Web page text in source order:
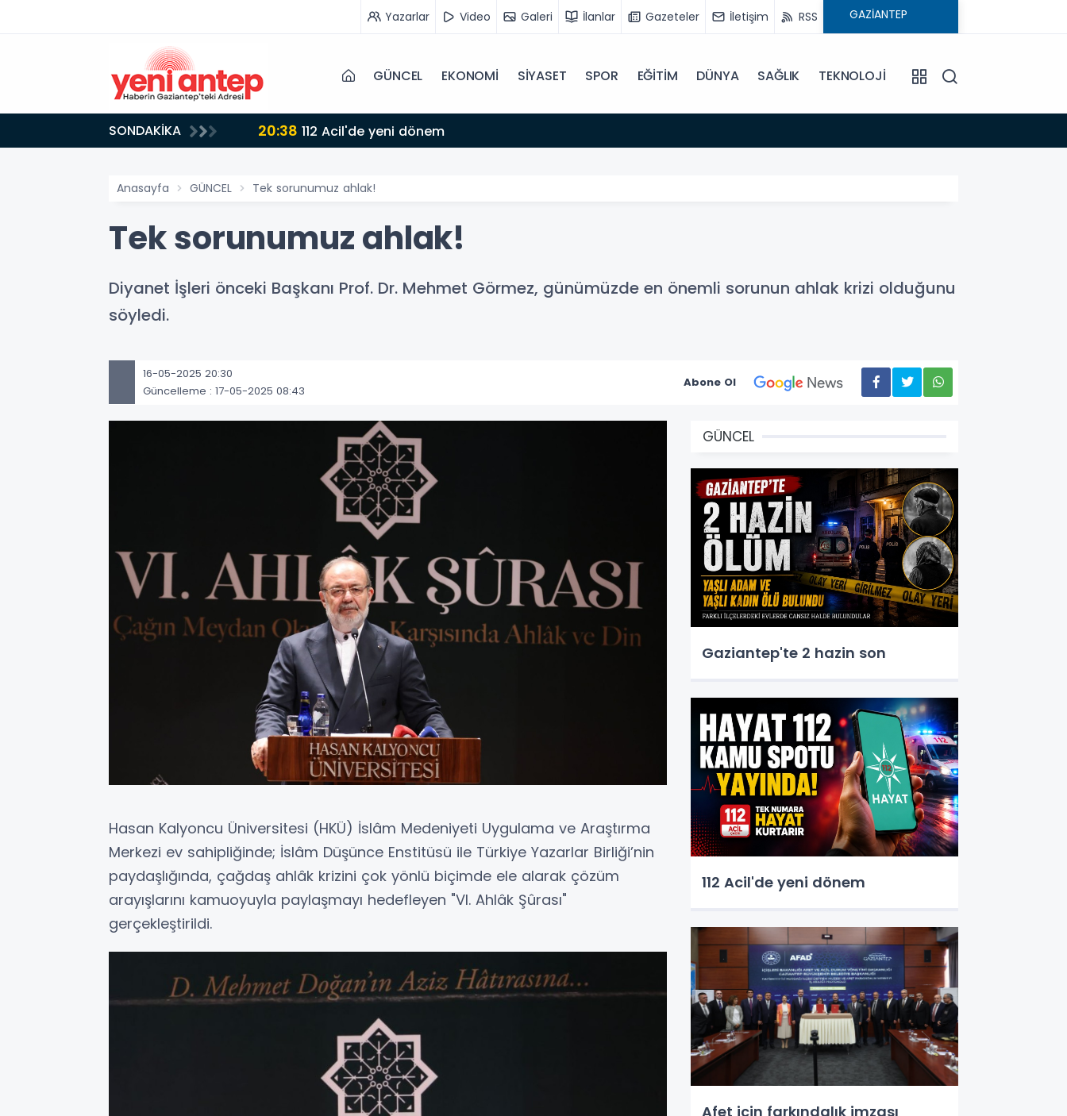
Yazarlar Video Galeri İlanlar Gazeteler İletişim RSS
GÜNCEL EKONOMİ SİYASET SPOR EĞİTİM DÜNYA SAĞLIK TEKNOLOJİ
SONDAKİKA 20:38 112 Acil'de yeni dönem
Anasayfa GÜNCEL Tek sorunumuz ahlak!
Tek sorunumuz ahlak!
Diyanet İşleri önceki Başkanı Prof. Dr. Mehmet Görmez, günümüzde en önemli sorunun ahlak krizi olduğunu
söyledi.
16-05-2025 20:30
Güncelleme : 17-05-2025 08:43
Abone Ol
Hasan Kalyoncu Üniversitesi (HKÜ) İslâm Medeniyeti Uygulama ve Araştırma
Merkezi ev sahipliğinde; İslâm Düşünce Enstitüsü ile Türkiye Yazarlar Birliği’nin
paydaşlığında, çağdaş ahlâk krizini çok yönlü biçimde ele alarak çözüm
arayışlarını kamuoyuyla paylaşmayı hedefleyen "VI. Ahlâk Şûrası"
gerçekleştirildi.
GÜNCEL
Gaziantep'te 2 hazin son
112 Acil'de yeni dönem
Afet için farkındalık imzası